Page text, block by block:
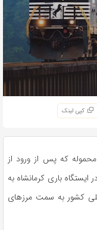
کپی لینک
محموله که پس از ورود از
باری کرمانشاه به
کشور به سمت مرزهای